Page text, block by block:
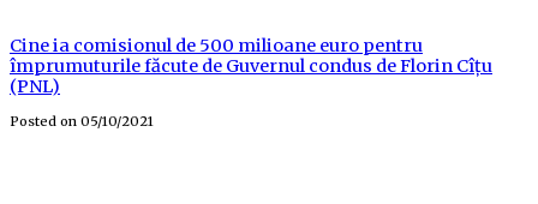
Cine ia comisionul de 500 milioane euro pentru
împrumuturile făcute de Guvernul condus de Florin Cîțu
(PNL)
Posted on 05/10/2021